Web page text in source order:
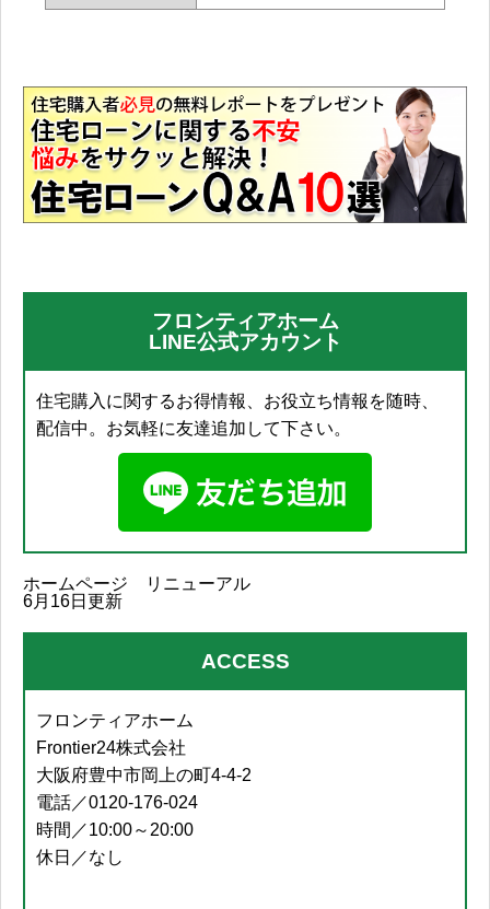
フロンティアホーム
LINE公式アカウント
住宅購入に関するお得情報、お役立ち情報を随時、
配信中。お気軽に友達追加して下さい。
ホームページ リニューアル
6月16日更新
ACCESS
フロンティアホーム
Frontier24株式会社
大阪府豊中市岡上の町4-4-2
電話／0120-176-024
時間／10:00～20:00
休日／なし